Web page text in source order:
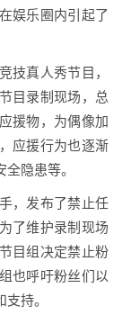
娱乐圈内引起了
技真人秀节目，
目录制现场，总
援物，为偶像加
应援行为也逐渐
隐患等。
，发布了禁止任
了维护录制现场
目组决定禁止粉
也呼吁粉丝们以
持。